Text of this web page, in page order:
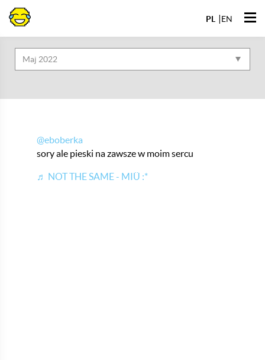
Przejdź
do
PL EN
Archiwa
@eboberka
sory ale pieski na zawsze w moim sercu
♬ NOT THE SAME - MIÜ :*